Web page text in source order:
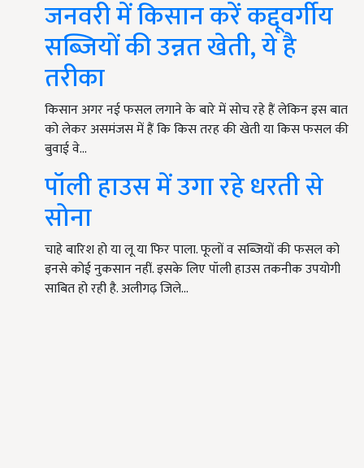
जनवरी में किसान करें कद्दूवर्गीय
सब्ज़ियों की उन्नत खेती, ये है
तरीका
किसान अगर नई फसल लगाने के बारे में सोच रहे हैं लेकिन इस बात
को लेकर असमंजस में हैं कि किस तरह की खेती या किस फसल की
बुवाई वे…
पॉली हाउस में उगा रहे धरती से
सोना
चाहे बारिश हो या लू या फिर पाला. फूलों व सब्जियों की फसल को
इनसे कोई नुकसान नहीं. इसके लिए पॉली हाउस तकनीक उपयोगी
साबित हो रही है. अलीगढ़ जिले…